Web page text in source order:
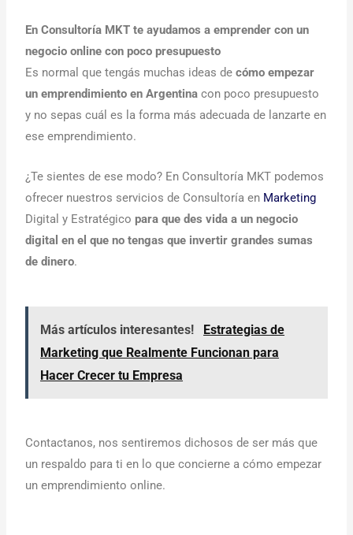
En Consultoría MKT te ayudamos a emprender con un
negocio online con poco presupuesto
Es normal que tengás muchas ideas decómo empezar
un emprendimiento en Argentina con poco presupuesto
y no sepas cuál es la forma más adecuada de lanzarte en
ese emprendimiento.
¿Te sientes de ese modo? En Consultoría MKT podemos
ofrecer nuestros servicios de Consultoría en Marketing
Digital y Estratégicopara que des vida a un negocio
digital en el que no tengas que invertir grandes sumas
de dinero.
Más artículos interesantes!
Estrategias de
Marketing que Realmente Funcionan para
Hacer Crecer tu Empresa
Contactanos, nos sentiremos dichosos de ser más que
un respaldo para ti en lo que concierne a cómo empezar
un emprendimiento online.